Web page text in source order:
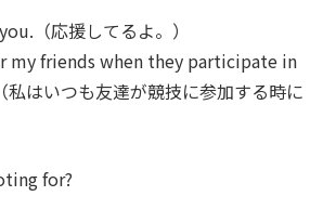
（応援してるよ。）
my friends when they participate in
（私はいつも友達が競技に参加する時に
for?